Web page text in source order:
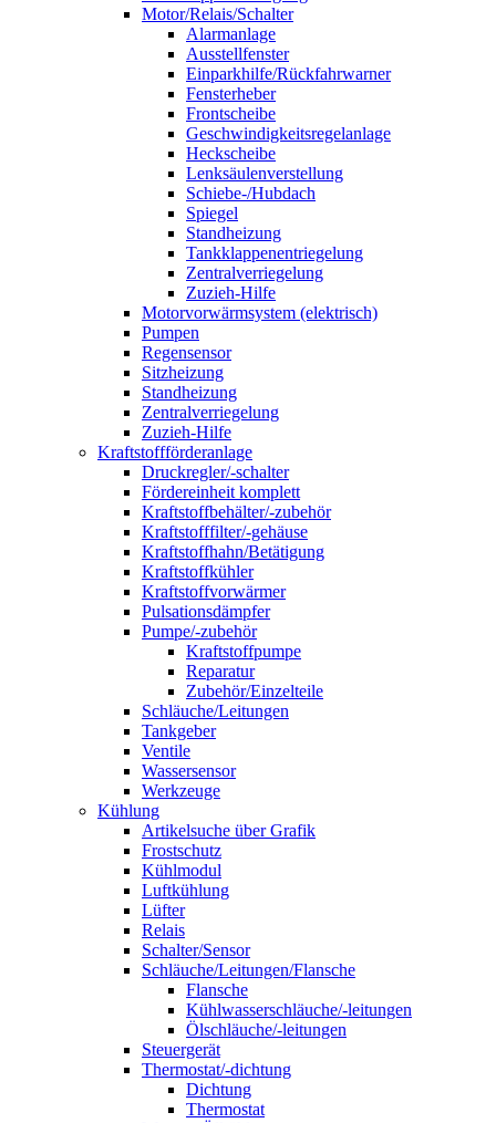
Motor/Relais/Schalter
Alarmanlage
Ausstellfenster
Einparkhilfe/Rückfahrwarner
Fensterheber
Frontscheibe
Geschwindigkeitsregelanlage
Heckscheibe
Lenksäulenverstellung
Schiebe-/Hubdach
Spiegel
Standheizung
Tankklappenentriegelung
Zentralverriegelung
Zuzieh-Hilfe
Motorvorwärmsystem (elektrisch)
Pumpen
Regensensor
Sitzheizung
Standheizung
Zentralverriegelung
Zuzieh-Hilfe
Kraftstoffförderanlage
Druckregler/-schalter
Fördereinheit komplett
Kraftstoffbehälter/-zubehör
Kraftstofffilter/-gehäuse
Kraftstoffhahn/Betätigung
Kraftstoffkühler
Kraftstoffvorwärmer
Pulsationsdämpfer
Pumpe/-zubehör
Kraftstoffpumpe
Reparatur
Zubehör/Einzelteile
Schläuche/Leitungen
Tankgeber
Ventile
Wassersensor
Werkzeuge
Kühlung
Artikelsuche über Grafik
Frostschutz
Kühlmodul
Luftkühlung
Lüfter
Relais
Schalter/Sensor
Schläuche/Leitungen/Flansche
Flansche
Kühlwasserschläuche/-leitungen
Ölschläuche/-leitungen
Steuergerät
Thermostat/-dichtung
Dichtung
Thermostat